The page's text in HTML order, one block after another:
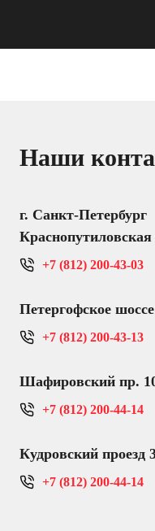
Наши
г. Санкт-Петербург
Краснопутиловская
+7 (812) 200-43-03
Петергофское
+7 (812) 200-43-13
Шафировский пр.
+7 (812) 200-44-14
Кудровский проезд
+7 (812) 200-44-14